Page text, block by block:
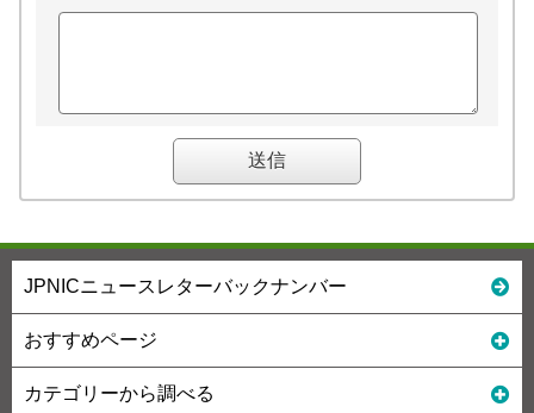
JPNICニュースレターバックナンバー
おすすめページ
カテゴリーから調べる